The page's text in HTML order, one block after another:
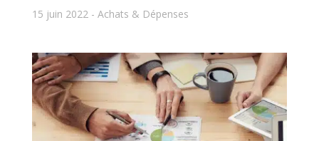
15 juin 2022 Achats & Dépenses